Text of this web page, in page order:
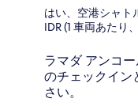
はい、空港シャ
IDR (1 車両あたり
ラマダ アンコ
のチェックイン
さい。